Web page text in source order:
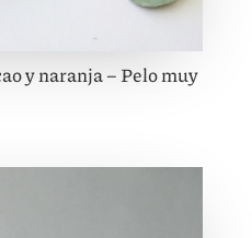
y naranja – Pelo muy